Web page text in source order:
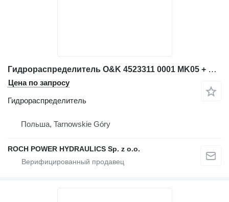
Гидрораспределитель O&K 4523311 0001 MK05 + Hydroakum для экскаватора O&K L45,5
Цена по запросу
Гидрораспределитель
Польша, Tarnowskie Góry
ROCH POWER HYDRAULICS Sp. z o.o.